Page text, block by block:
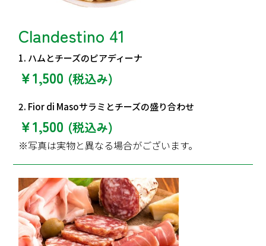
Clandestino 41
1. ハムとチーズのピアディーナ
￥1,500 (税込み)
2. Fior di Masoサラミとチーズの盛り合わせ
￥1,500 (税込み)
※写真は実物と異なる場合がございます。